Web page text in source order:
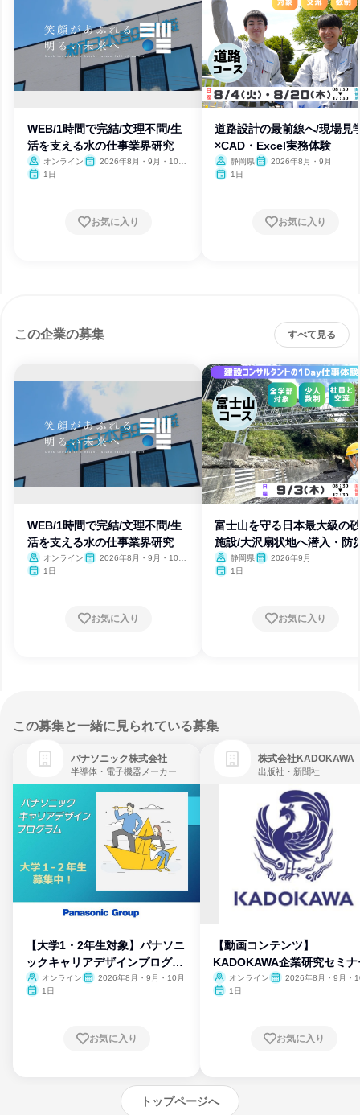
WEB/1時間で完結/文理不問/生
活を支える水の仕事業界研究
オンライン
2026年8月・9月・10
1日
お気に入り
道路設計の最前線へ/現場見
×CAD・Excel実務体験
静岡県
2026年8月・9月
1日
お気に入り
この企業の募集 すべて見る
WEB/1時間で完結/文理不問/生
活を支える水の仕事業界研究
オンライン
2026年8月・9月・10
1日
お気に入り
富士山を守る日本最大級の
施設/大沢扇状地へ潜入・防
験 静岡県
2026年9月
1日
お気に入り
この募集と一緒に見られている募集
パナソニック株式会社
半導体・電子機器メーカー
【大学1・2年生対象】パナソニ
ックキャリアデザインプログラ
ム
オンライン
2026年8月・9月・10月
1日
お気に入り
株式会社KADOKAWA
出版社・新聞社
【動画コンテンツ】
KADOKAWA企業研究セミナ
オンライン
2026年8月・9月・
1日
お気に入り
トップページへ